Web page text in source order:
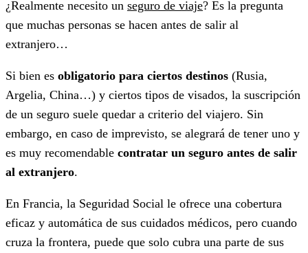
¿Realmente necesito un seguro de viaje? Es la pregunta
que muchas personas se hacen antes de salir al
extranjero…
Si bien es obligatorio para ciertos destinos (Rusia,
Argelia, China…) y ciertos tipos de visados, la suscripción
de un seguro suele quedar a criterio del viajero. Sin
embargo, en caso de imprevisto, se alegrará de tener uno y
es muy recomendable contratar un seguro antes de salir
al extranjero.
En Francia, la Seguridad Social le ofrece una cobertura
eficaz y automática de sus cuidados médicos, pero cuando
cruza la frontera, puede que solo cubra una parte de sus